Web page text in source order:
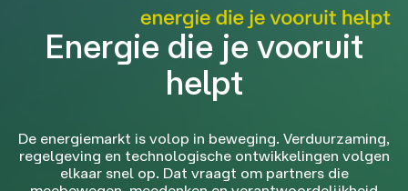
Energie die je vooruit
helpt
De energiemarkt is volop in beweging. Verduurzaming,
regelgeving en technologische ontwikkelingen volgen
elkaar snel op. Dat vraagt om partners die